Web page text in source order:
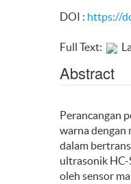
DOI : https://
Full Text:
Abstract
Perancangan
warna dengan
dalam
ultrasonik HC-
oleh sensor